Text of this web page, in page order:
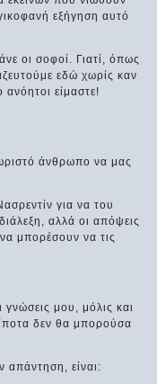
εξήγηση αυτό
οι σοφοί. Γιατί, όπως
εδώ χωρίς καν
είμαστε!
άνθρωπο να μας
για να του
αλλά οι απόψεις
μπορέσουν να τις
γνώσεις μου, μόλις και
δεν θα μπορούσα
απάντηση, είναι: